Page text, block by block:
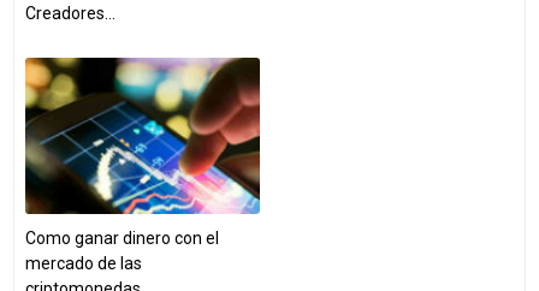
Creadores…
Como ganar dinero con el
mercado de las